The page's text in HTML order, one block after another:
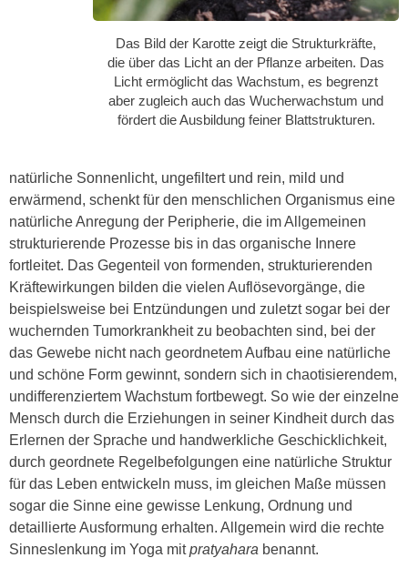
Das Bild der Karotte zeigt die Strukturkräfte,
die über das Licht an der Pflanze arbeiten. Das
Licht ermöglicht das Wachstum, es begrenzt
aber zugleich auch das Wucherwachstum und
fördert die Ausbildung feiner Blattstrukturen.
natürliche Sonnenlicht, ungefiltert und rein, mild und
erwärmend, schenkt für den menschlichen Organismus eine
natürliche Anregung der Peripherie, die im Allgemeinen
strukturierende Prozesse bis in das organische Innere
fortleitet. Das Gegenteil von formenden, strukturierenden
Kräftewirkungen bilden die vielen Auflösevorgänge, die
beispielsweise bei Entzündungen und zuletzt sogar bei der
wuchernden Tumorkrankheit zu beobachten sind, bei der
das Gewebe nicht nach geordnetem Aufbau eine natürliche
und schöne Form gewinnt, sondern sich in chaotisierendem,
undifferenziertem Wachstum fortbewegt. So wie der einzelne
Mensch durch die Erziehungen in seiner Kindheit durch das
Erlernen der Sprache und handwerkliche Geschicklichkeit,
durch geordnete Regelbefolgungen eine natürliche Struktur
für das Leben entwickeln muss, im gleichen Maße müssen
sogar die Sinne eine gewisse Lenkung, Ordnung und
detaillierte Ausformung erhalten. Allgemein wird die rechte
Sinneslenkung im Yoga mitpratyahara benannt.